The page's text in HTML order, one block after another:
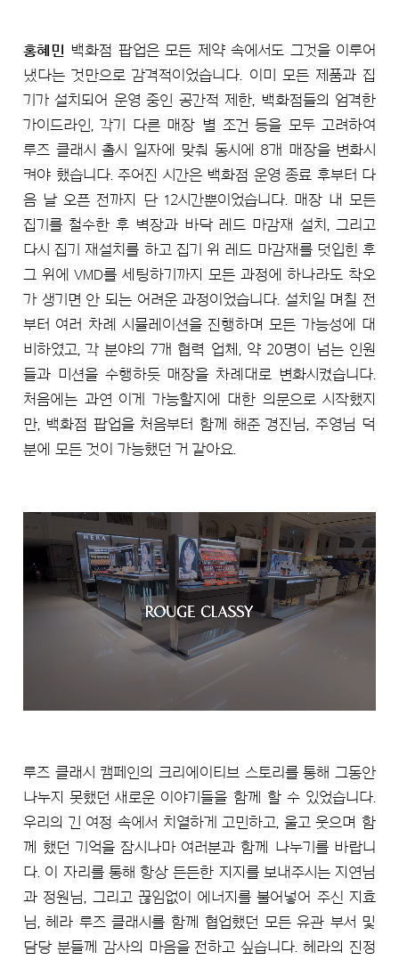
홍혜민
백화점 팝업은 모든 제약 속에서도 그것을 이루어
냈다는 것만으로 감격적이었습니다. 이미 모든 제품과 집
기가 설치되어 운영 중인 공간적 제한, 백화점들의 엄격한
가이드라인, 각기 다른 매장 별 조건 등을 모두 고려하여
루즈 클래시 출시 일자에 맞춰 동시에 8개 매장을 변화시
켜야 했습니다. 주어진 시간은 백화점 운영 종료 후부터 다
음 날 오픈 전까지 단 12시간뿐이었습니다. 매장 내 모든
집기를 철수한 후 벽장과 바닥 레드 마감재 설치, 그리고
다시 집기 재설치를 하고 집기 위 레드 마감재를 덧입힌 후
그 위에 VMD를 세팅하기까지 모든 과정에 하나라도 착오
가 생기면 안 되는 어려운 과정이었습니다. 설치일 며칠 전
부터 여러 차례 시뮬레이션을 진행하며 모든 가능성에 대
비하였고, 각 분야의 7개 협력 업체, 약 20명이 넘는 인원
들과 미션을 수행하듯 매장을 차례대로 변화시켰습니다.
처음에는 과연 이게 가능할지에 대한 의문으로 시작했지
만, 백화점 팝업을 처음부터 함께 해준 경진님, 주영님 덕
분에 모든 것이 가능했던 거 같아요.
루즈 클래시 캠페인의 크리에이티브 스토리를 통해 그동안
나누지 못했던 새로운 이야기들을 함께 할 수 있었습니다.
우리의 긴 여정 속에서 치열하게 고민하고, 울고 웃으며 함
께 했던 기억을 잠시나마 여러분과 함께 나누기를 바랍니
다. 이 자리를 통해 항상 든든한 지지를 보내주시는 지연님
과 정원님, 그리고 끊임없이 에너지를 불어넣어 주신 지효
님, 헤라 루즈 클래시를 함께 협업했던 모든 유관 부서 및
담당 분들께 감사의 마음을 전하고 싶습니다. 헤라의 진정